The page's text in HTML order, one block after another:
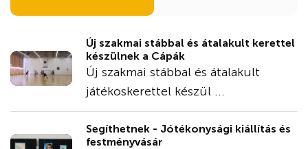
Új szakmai stábbal és átalakult kerettel
készülnek a Cápák
Új szakmai stábbal és átalakult
játékoskerettel készül ...
Segíthetnek - Jótékonysági kiállítás és
festményvásár